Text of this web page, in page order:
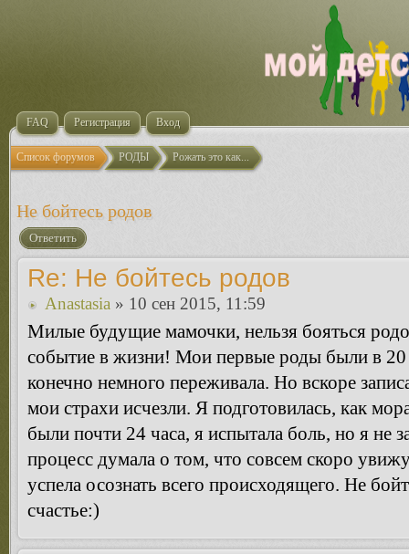
FAQ Регистрация Вход
Список форумов РОДЫ Рожать это как...
Не бойтесь родов
Ответить
Re: Не бойтесь родов
Anastasia » 10 сен 2015, 11:59
Милые будущие мамочки, нельзя бояться
событие в жизни! Мои первые роды были в 20
конечно немного переживала. Но вскоре
мои страхи исчезли. Я подготовилась, как
были почти 24 часа, я испытала боль, но я не
процесс думала о том, что совсем скоро
успела осознать всего происходящего. Не
счастье:)